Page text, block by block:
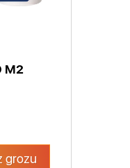
M2
grozu